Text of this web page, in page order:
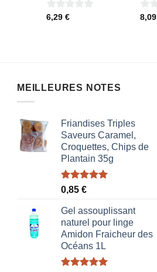
0
6,29 €
0
8,09
MEILLEURES NOTES
Friandises Triples
Saveurs Caramel,
Croquettes, Chips de
Plantain 35g
Note5.00
0,85 €
Gel assouplissant
naturel pour linge
Amidon Fraicheur des
Océans 1L